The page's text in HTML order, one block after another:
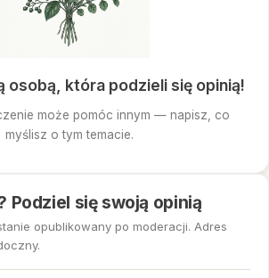
osobą, która podzieli się opinią!
może pomóc innym — napisz, co
myślisz o tym temacie.
Podziel się swoją opinią
opublikowany po moderacji. Adres